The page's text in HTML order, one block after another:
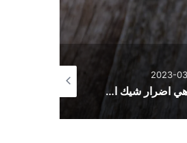
2023-
ما هي اضرار شيك اوف؟
2023-02-18